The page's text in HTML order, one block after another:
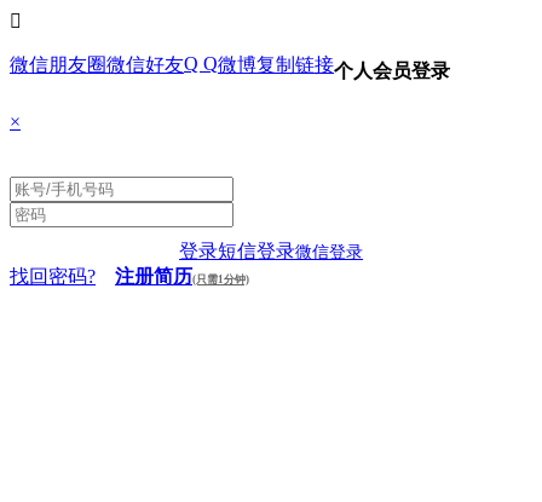

微信朋友圈微信好友Q Q微博复制链接个人会员登录
×
登录短信登录微信登录
找回密码? 注册简历(只需1分钟)